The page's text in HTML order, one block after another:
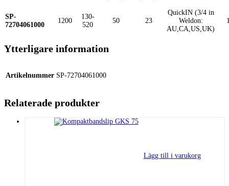
SP-
72704061000
1200
130-
520
50 23
QuickIN (3/4 in
Weldon:
AU,CA,US,UK)
Ytterligare information
Artikelnummer SP-72704061000
Relaterade produkter
Lägg till i varukorg